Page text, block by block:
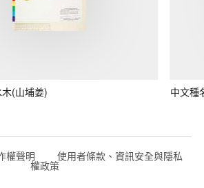
(山埔姜) 中文種
權聲明 使用者條款、資訊安全與隱私
權政策